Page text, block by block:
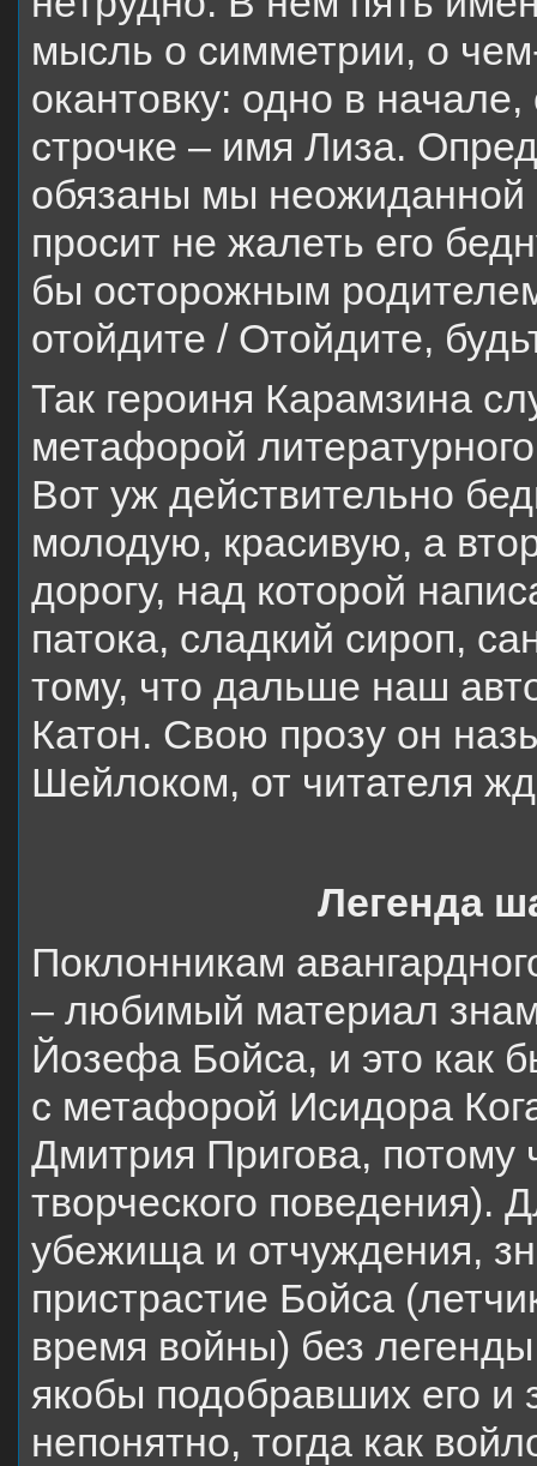
мысль о симметрии, о
окантовку: одно в
строчке – имя Лиза.
обязаны мы неожиданной
просит не жалеть его
бы осторожным
отойдите / Отойдите,
Так героиня Карамзина
метафорой
Вот уж действительно
молодую, красивую, а
дорогу, над которой
патока, сладкий сироп,
тому, что дальше наш
Катон. Свою прозу он
Шейлоком, от читателя
Легенда
Поклонникам
– любимый материал
Йозефа Бойса, и это как
с метафорой Исидора
Дмитрия Пригова, потому
творческого поведения).
убежища и отчуждения,
пристрастие Бойса
время войны) без
якобы подобравших его и
непонятно, тогда как